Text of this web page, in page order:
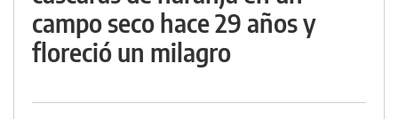
campo seco hace 29 años y
floreció un milagro